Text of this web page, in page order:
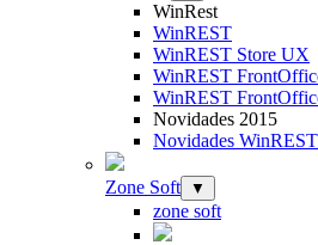
WinRest
WinREST
WinREST Store UX
WinREST
WinREST
Novidades 2015
Novidades
Zone Soft ▼
zone soft